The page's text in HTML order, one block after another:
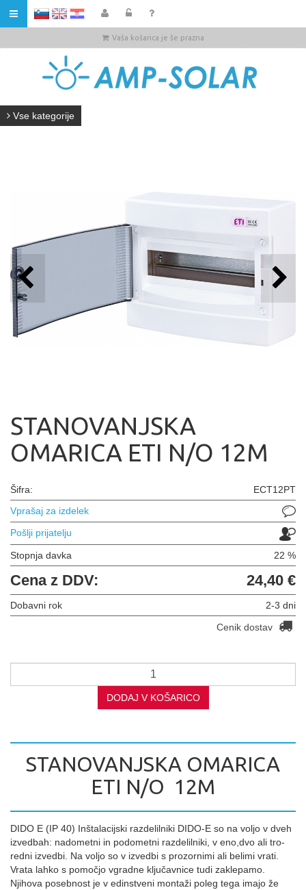
HR
Vaša košarica je še prazna
Vse kategorije
STANOVANJSKA
OMARICA ETI N/O 12M
Šifra:
ECT12PT
Vprašaj za izdelek
Pošlji prijatelju
Stopnja davka 22 %
Cena z DDV: 24,40 €
Dobavni rok
2-3 dni
Cenik dostav
DODAJ V KOŠARICO
STANOVANJSKA OMARICA
ETI N/O 12M
DIDO E (IP 40) Inštalacijski razdelilniki DIDO-E so na voljo v dveh
izvedbah: nadometni in podometni razdelilniki, v eno,dvo ali tro-
redni izvedbi. Na voljo so v izvedbi s prozornimi ali belimi vrati.
Vrata lahko s pomočjo vgradne ključavnice tudi zaklepamo.
Njihova posebnost je v edinstveni montaži poleg tega imajo že